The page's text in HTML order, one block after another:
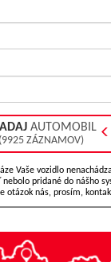
AUTOMOBIL
(9925 ZÁZNAMOV)
Vaše vozidlo
pridané do nášho
otázok nás, prosím,